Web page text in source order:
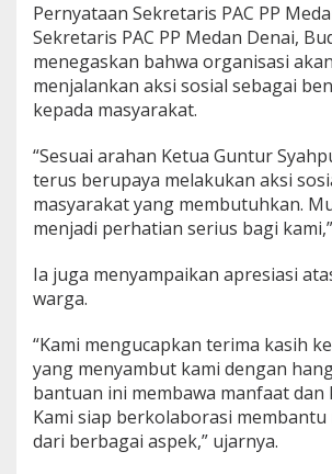
Pernyataan Sekretaris PAC PP
Sekretaris PAC PP Medan Denai,
menegaskan bahwa organisasi
menjalankan aksi sosial sebagai
kepada masyarakat.
“Sesuai arahan Ketua Guntur
terus berupaya melakukan aksi
masyarakat yang membutuhkan.
menjadi perhatian serius bagi
Ia juga menyampaikan apresiasi
warga.
“Kami mengucapkan terima kasih
yang menyambut kami dengan
bantuan ini membawa manfaat dan
Kami siap berkolaborasi
dari berbagai aspek,” ujarnya.